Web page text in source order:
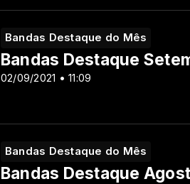
Bandas Destaque do Mês
02/09/2021 • 11:09
Bandas Destaque
Bandas Destaque do Mês
Bandas Destaque